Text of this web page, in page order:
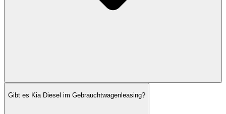
Gibt es Kia Diesel im Gebrauchtwagenleasing?